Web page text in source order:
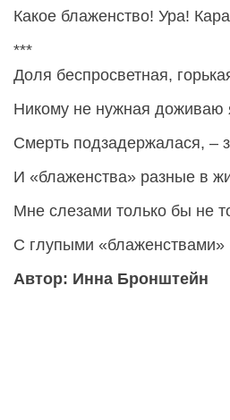
Какое блаженство! Ура!
***
Доля беспросветная,
Никому не нужная доживаю
Смерть подзадержалася, –
И «блаженства» разные в
Мне слезами только бы не
С глупыми «блаженствами»
Автор: Инна Бронштейн